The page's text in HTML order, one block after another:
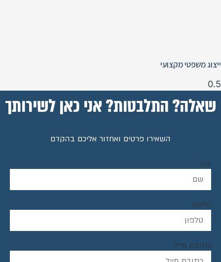
ייצוג משפטי מקצועי
שאלה? התלבטות? אני כאן לשירותך
השאירו פרטים ואחזור אליכם בהקדם
שם
טלפון
כתובת מייל